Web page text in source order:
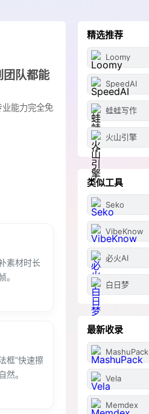
队都能
能力完全免
素材时长
。
框”快速擦
然。
精选推荐
Loomy
SpeedAI
蛙蛙写作
火山引擎
类似工具
Seko
VibeKnow
必火AI
白日梦
最新收录
MashuPack
Vela
Memdex